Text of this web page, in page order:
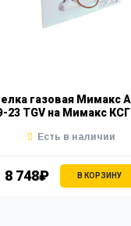
газовая Мимакс
23 TGV на Мимакс
8 748₽ В КОРЗИНУ
Есть в наличии